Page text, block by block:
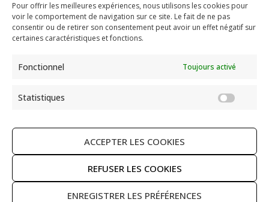
Pour offrir les meilleures expériences, nous utilisons les cookies pour
voir le comportement de navigation sur ce site. Le fait de ne pas
consentir ou de retirer son consentement peut avoir un effet négatif sur
certaines caractéristiques et fonctions.
Fonctionnel Toujours activé
Statistiques
ACCEPTER LES COOKIES
REFUSER LES COOKIES
ENREGISTRER LES PRÉFÉRENCES
Paroisse Saint Ambroise
33 avenue Parmentier - 75011 Paris
01 43 55 56 18
RECHERCHER